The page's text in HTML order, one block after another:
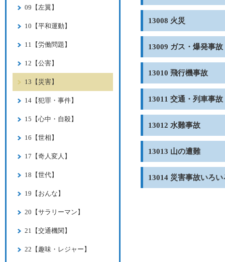
13008 火災
13009 ガス・爆発事故
13010 飛行機事故
13011 交通・列車事故
13012 水難事故
13013 山の遭難
13014 災害事故いろい
09【左翼】
10【平和運動】
11【労働問題】
12【公害】
13【災害】
14【犯罪・事件】
15【心中・自殺】
16【世相】
17【奇人変人】
18【世代】
19【おんな】
20【サラリーマン】
21【交通機関】
22【趣味・レジャー】